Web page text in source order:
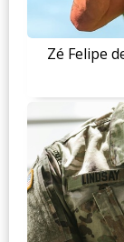
Zé Felipe